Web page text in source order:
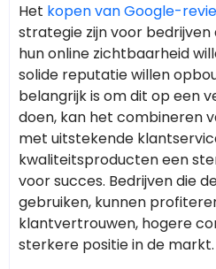
Het kopen van Google-
strategie zijn voor bedrijven
hun online zichtbaarheid
solide reputatie willen
belangrijk is om dit op een
doen, kan het combineren
met uitstekende
kwaliteitsproducten een
voor succes. Bedrijven die
gebruiken, kunnen
klantvertrouwen, hogere
sterkere positie in de markt.